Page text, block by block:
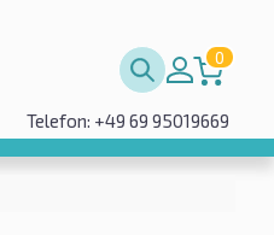
0
Telefon: +49 69 95019669